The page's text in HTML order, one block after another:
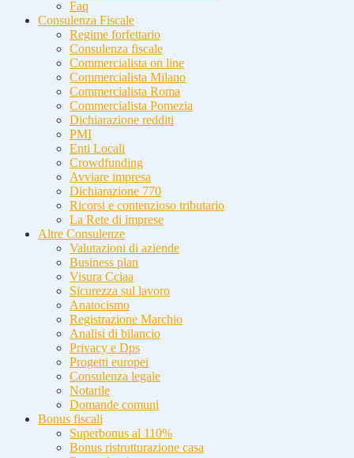
Faq
Consulenza Fiscale
Regime forfettario
Consulenza fiscale
Commercialista on line
Commercialista Milano
Commercialista Roma
Commercialista Pomezia
Dichiarazione redditi
PMI
Enti Locali
Crowdfunding
Avviare impresa
Dichiarazione 770
Ricorsi e contenzioso tributario
La Rete di imprese
Altre Consulenze
Valutazioni di aziende
Business plan
Visura Cciaa
Sicurezza sul lavoro
Anatocismo
Registrazione Marchio
Analisi di bilancio
Privacy e Dps
Progetti europei
Consulenza legale
Notarile
Domande comuni
Bonus fiscali
Superbonus al 110%
Bonus ristrutturazione casa